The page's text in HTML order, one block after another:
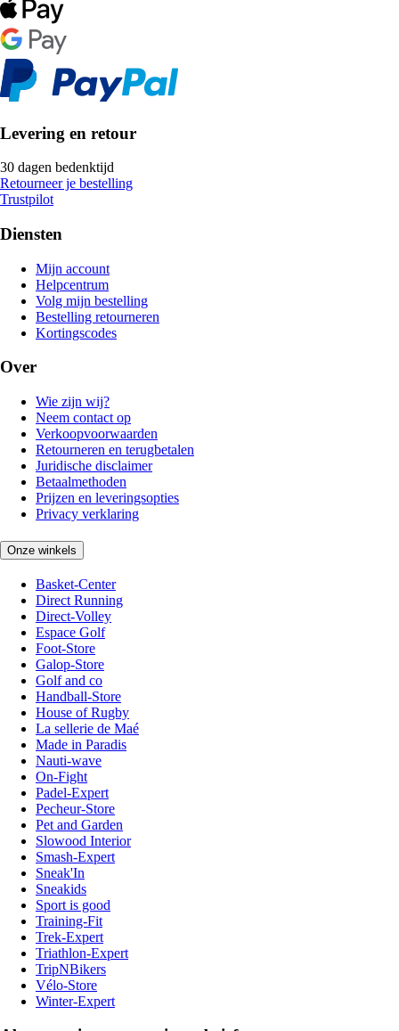
Levering en retour
30 dagen bedenktijd
Retourneer je bestelling
Trustpilot
Diensten
Mijn account
Helpcentrum
Volg mijn bestelling
Bestelling retourneren
Kortingscodes
Over
Wie zijn wij?
Neem contact op
Verkoopvoorwaarden
Retourneren en terugbetalen
Juridische disclaimer
Betaalmethoden
Prijzen en leveringsopties
Privacy verklaring
Onze winkels
Basket-Center
Direct Running
Direct-Volley
Espace Golf
Foot-Store
Galop-Store
Golf and co
Handball-Store
House of Rugby
La sellerie de Maé
Made in Paradis
Nauti-wave
On-Fight
Padel-Expert
Pecheur-Store
Pet and Garden
Slowood Interior
Smash-Expert
Sneak'In
Sneakids
Sport is good
Training-Fit
Trek-Expert
Triathlon-Expert
TripNBikers
Vélo-Store
Winter-Expert